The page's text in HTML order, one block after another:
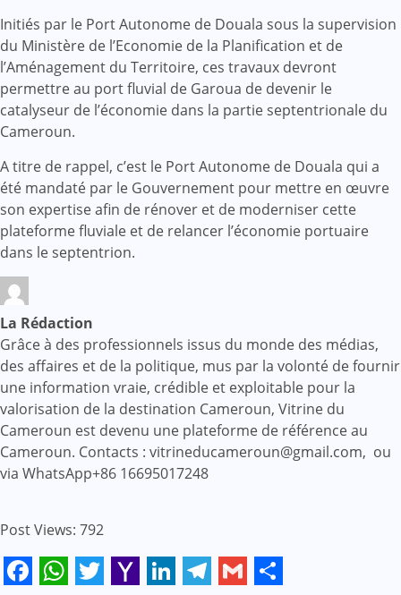
Initiés par le Port Autonome de Douala sous la supervision
du Ministère de l’Economie de la Planification et de
l’Aménagement du Territoire, ces travaux devront
permettre au port fluvial de Garoua de devenir le
catalyseur de l’économie dans la partie septentrionale du
Cameroun.
A titre de rappel, c’est le Port Autonome de Douala qui a
été mandaté par le Gouvernement pour mettre en œuvre
son expertise afin de rénover et de moderniser cette
plateforme fluviale et de relancer l’économie portuaire
dans le septentrion.
La Rédaction
Grâce à des professionnels issus du monde des médias,
des affaires et de la politique, mus par la volonté de fournir
une information vraie, crédible et exploitable pour la
valorisation de la destination Cameroun, Vitrine du
Cameroun est devenu une plateforme de référence au
Cameroun. Contacts : vitrineducameroun@gmail.com, ou
via WhatsApp+86 16695017248
Post Views: 792